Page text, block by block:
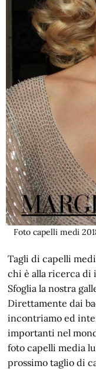
Foto capelli medi
Tagli di capelli
chi è alla ricerca di
Sfoglia la nostra
Direttamente dai
incontriamo ed
importanti nel
foto capelli media
prossimo taglio di